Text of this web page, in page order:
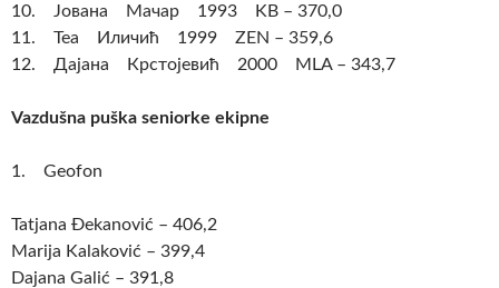
10. Јована Мачар 1993 KB – 370,0
11. Теа Иличић 1999 ZEN – 359,6
12. Дајана Крстојевић 2000 MLA – 343,7
Vazdušna puška seniorke ekipne
1. Geofon
Tatjana Đekanović – 406,2
Marija Kalaković – 399,4
Dajana Galić – 391,8